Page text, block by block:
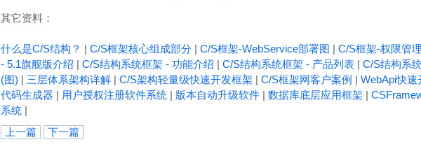
其它资料：
什么是C/S结构？ | C/S框架核心组成部分| C/S框架-WebService部署图 | C/S框架-权限管
- 5.1旗舰版介绍 | C/S结构系统框架 - 功能介绍 | C/S结构系统框架 - 产品列表| C/S结构系
(图) | 三层体系架构详解| C/S架构轻量级快速开发框架 | C/S框架网客户案例 | WebApi快速
代码生成器 | 用户授权注册软件系统| 版本自动升级软件| 数据库底层应用框架 |
系统|
上一篇
下一篇